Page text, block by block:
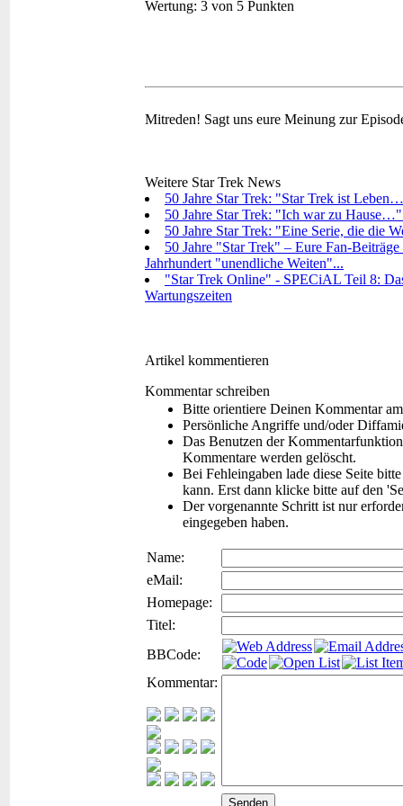
Wertung: 3 von 5 Punkten
Mitreden! Sagt uns eure Meinung zur
Weitere Star Trek News
50 Jahre Star Trek: "Star Trek ist
50 Jahre Star Trek: "Ich war zu
50 Jahre Star Trek: "Eine Serie, die die
50 Jahre "Star Trek" – Eure Fan-
Jahrhundert "unendliche Weiten"...
"Star Trek Online" - SPECiAL Teil 8:
Wartungszeiten
Artikel kommentieren
Kommentar schreiben
Bitte orientiere Deinen Kommentar
Persönliche Angriffe und/oder
Das Benutzen der
Kommentare werden gelöscht.
Bei Fehleingaben lade diese Seite
kann. Erst dann klicke bitte auf den
Der vorgenannte Schritt ist nur
eingegeben haben.
Name:
eMail:
Homepage:
Titel:
BBCode:
Kommentar: